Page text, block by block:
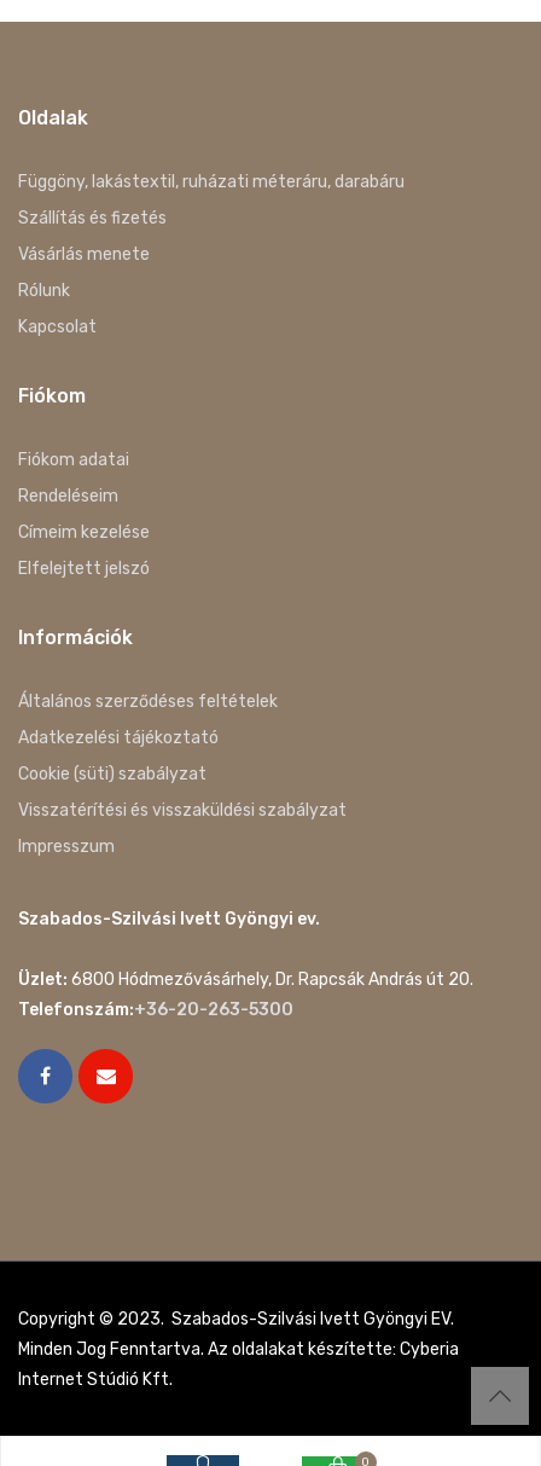
Oldalak
Függöny, lakástextil, ruházati méteráru, darabáru
Szállítás és fizetés
Vásárlás menete
Rólunk
Kapcsolat
Fiókom
Fiókom adatai
Rendeléseim
Címeim kezelése
Elfelejtett jelszó
Információk
Általános szerződéses feltételek
Adatkezelési tájékoztató
Cookie (süti) szabályzat
Visszatérítési és visszaküldési szabályzat
Impresszum
Szabados-Szilvási Ivett Gyöngyi ev.
Üzlet: 6800 Hódmezővásárhely, Dr. Rapcsák András út 20.
Telefonszám:+36-20-263-5300
Copyright © 2023. Szabados-Szilvási Ivett Gyöngyi EV.
Minden Jog Fenntartva. Az oldalakat készítette: Cyberia
Internet Stúdió Kft.
0